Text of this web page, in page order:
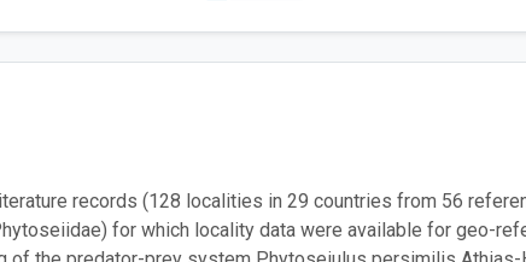
records (128 localities in 29 countries from 56
for which locality data were available for geo-